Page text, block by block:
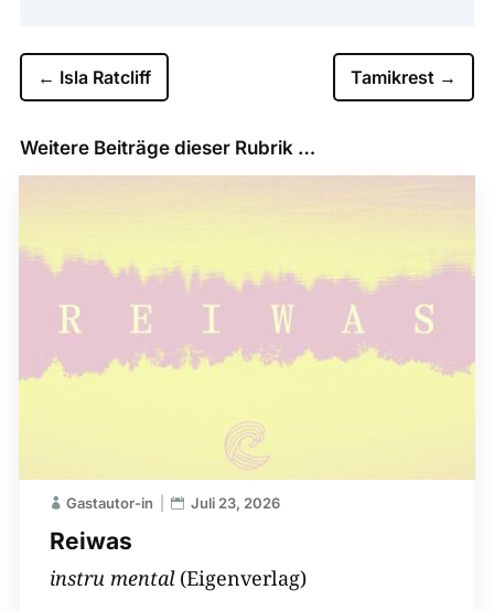
← Isla Ratcliff Tamikrest →
Weitere Beiträge dieser Rubrik …
Reiwas
Gastautor-in Juli 23, 2026
instru mental(Eigenverlag)